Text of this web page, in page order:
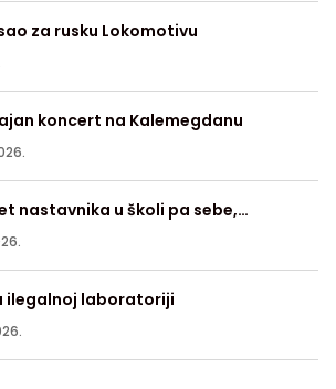
za rusku Lokomotivu
koncert na Kalemegdanu
nastavnika u školi pa sebe,
babu i dedu
ilegalnoj laboratoriji